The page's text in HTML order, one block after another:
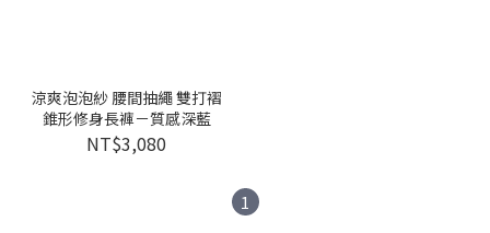
涼爽泡泡紗 腰間抽繩 雙打褶
錐形修身長褲－質感深藍
NT$3,080
1